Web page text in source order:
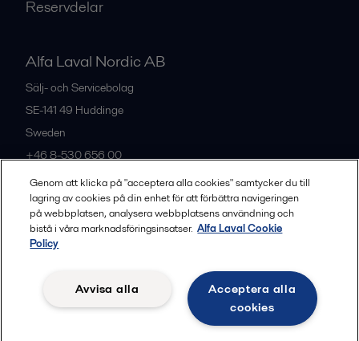
Reservdelar
Alfa Laval Nordic AB
Sälj- och Servicebolag
SE-141 49 Huddinge
Sweden
+46 8-530 656 00
Alla kontor och partners
Legal terms and conditions
Community guidelines
Genom att klicka på "acceptera alla cookies" samtycker du till
lagring av cookies på din enhet för att förbättra navigeringen
på webbplatsen, analysera webbplatsens användning och
bistå i våra marknadsföringsinsatser. Alfa Laval Cookie
Policy
Acceptera alla
cookies
Avvisa alla